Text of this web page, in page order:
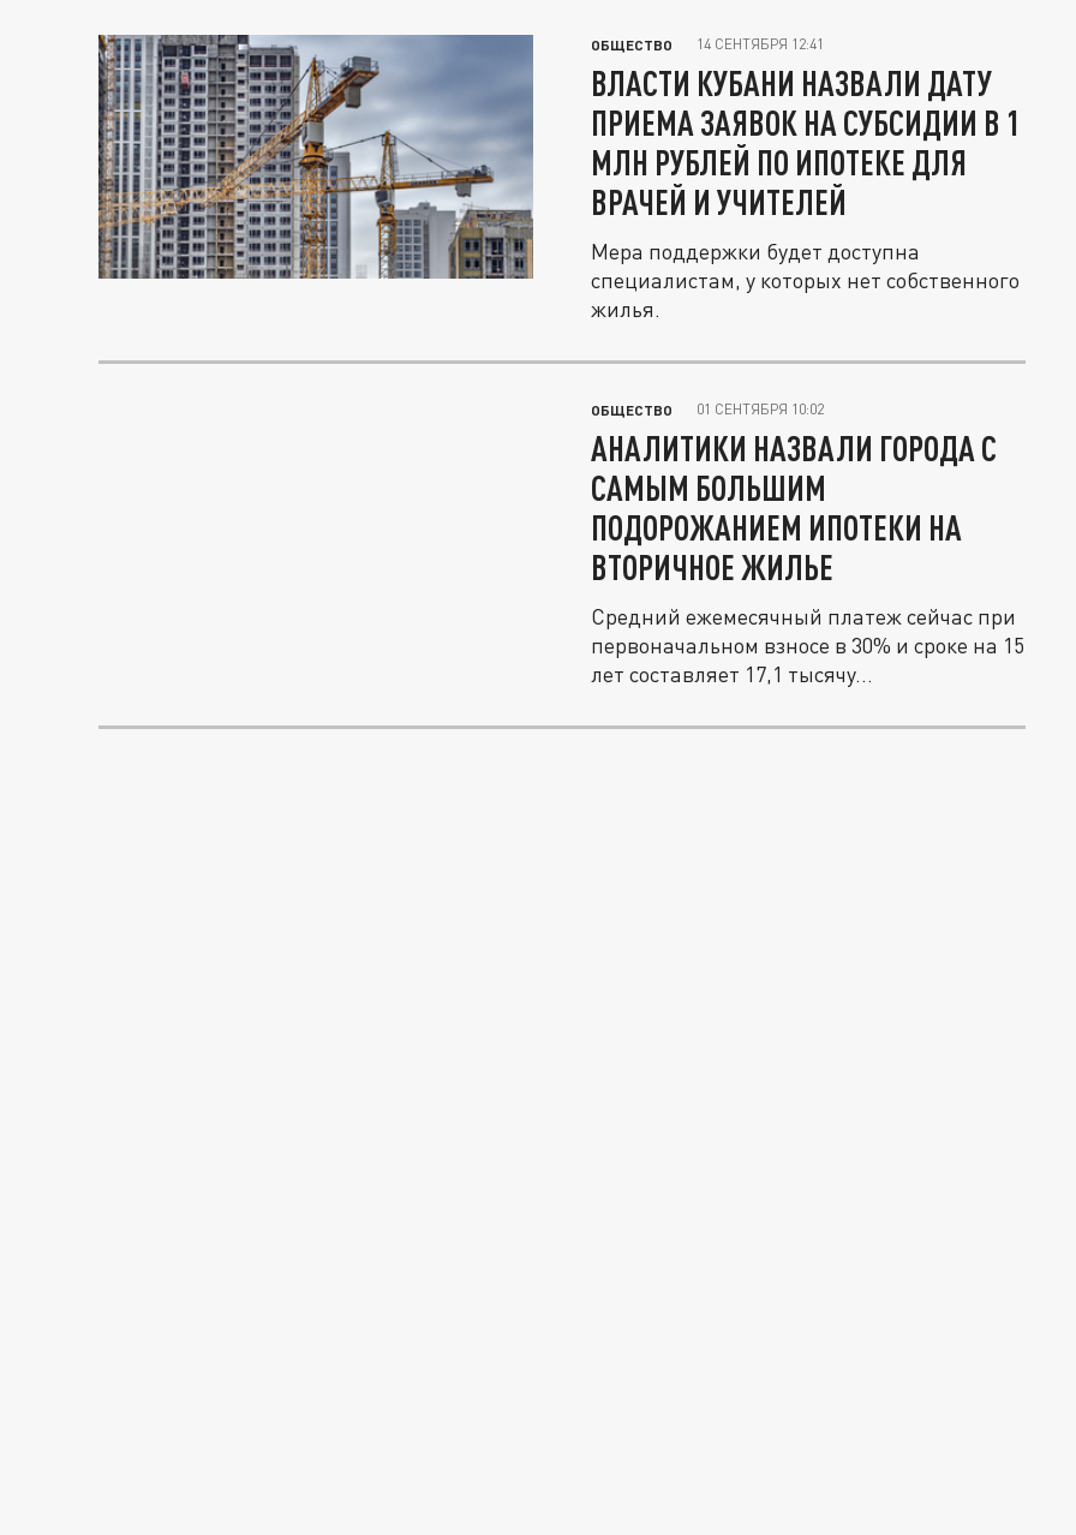
ОБЩЕСТВО 14 СЕНТЯБРЯ 12:41
ВЛАСТИ КУБАНИ НАЗВАЛИ ДАТУ
ПРИЕМА ЗАЯВОК НА СУБСИДИИ В 1
МЛН РУБЛЕЙ ПО ИПОТЕКЕ ДЛЯ
ВРАЧЕЙ И УЧИТЕЛЕЙ
Мера поддержки будет доступна
специалистам, у которых нет собственного
жилья.
ОБЩЕСТВО 01 СЕНТЯБРЯ 10:02
АНАЛИТИКИ НАЗВАЛИ ГОРОДА С
САМЫМ БОЛЬШИМ
ПОДОРОЖАНИЕМ ИПОТЕКИ НА
ВТОРИЧНОЕ ЖИЛЬЕ
Средний ежемесячный платеж сейчас при
первоначальном взносе в 30% и сроке на 15
лет составляет 17,1 тысячу...